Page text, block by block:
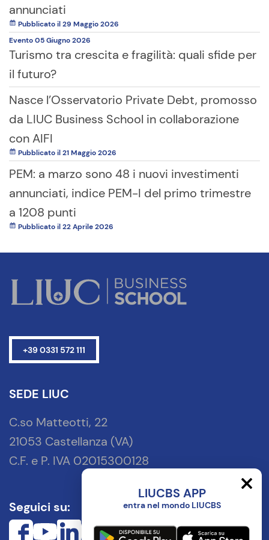
annunciati
Pubblicato il 29 Maggio 2026
Evento05 Giugno2026
Turismo tra crescita e fragilità: quali sfide per
il futuro?
Nasce l’Osservatorio Private Debt, promosso
da LIUC Business School in collaborazione
con AIFI
Pubblicato il 21 Maggio 2026
PEM: a marzo sono 48 i nuovi investimenti
annunciati, indice PEM-I del primo trimestre
a 1208 punti
Pubblicato il 22 Aprile 2026
+39 0331 572 111
SEDE LIUC
C.so Matteotti, 22
21053 Castellanza (VA)
C.F. e P. IVA 02015300128
Seguici su:
LIUCBS APP
entra nel mondo LIUCBS